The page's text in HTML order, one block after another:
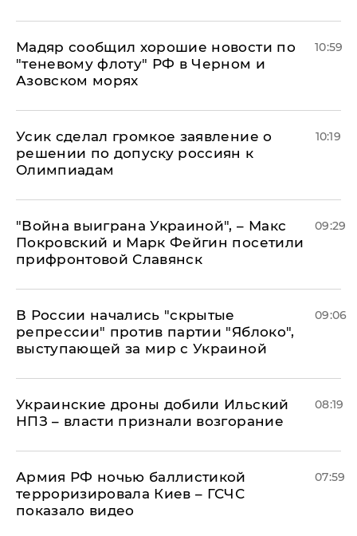
Мадяр сообщил хорошие новости по
"теневому флоту" РФ в Черном и
Азовском морях
10:59
Усик сделал громкое заявление о
решении по допуску россиян к
Олимпиадам
10:19
"Война выиграна Украиной", – Макс
Покровский и Марк Фейгин посетили
прифронтовой Славянск
09:29
В России начались "скрытые
репрессии" против партии "Яблоко",
выступающей за мир с Украиной
09:06
Украинские дроны добили Ильский
НПЗ – власти признали возгорание
08:19
Армия РФ ночью баллистикой
терроризировала Киев – ГСЧС
показало видео
07:59